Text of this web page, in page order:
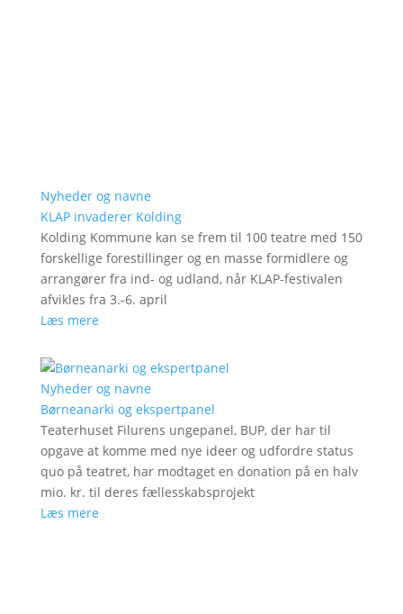
Nyheder og navne
KLAP invaderer Kolding
Kolding Kommune kan se frem til 100 teatre med 150
forskellige forestillinger og en masse formidlere og
arrangører fra ind- og udland, når KLAP-festivalen
afvikles fra 3.-6. april
Læs mere
Nyheder og navne
Børneanarki og ekspertpanel
Teaterhuset Filurens ungepanel, BUP, der har til
opgave at komme med nye ideer og udfordre status
quo på teatret, har modtaget en donation på en halv
mio. kr. til deres fællesskabsprojekt
Læs mere